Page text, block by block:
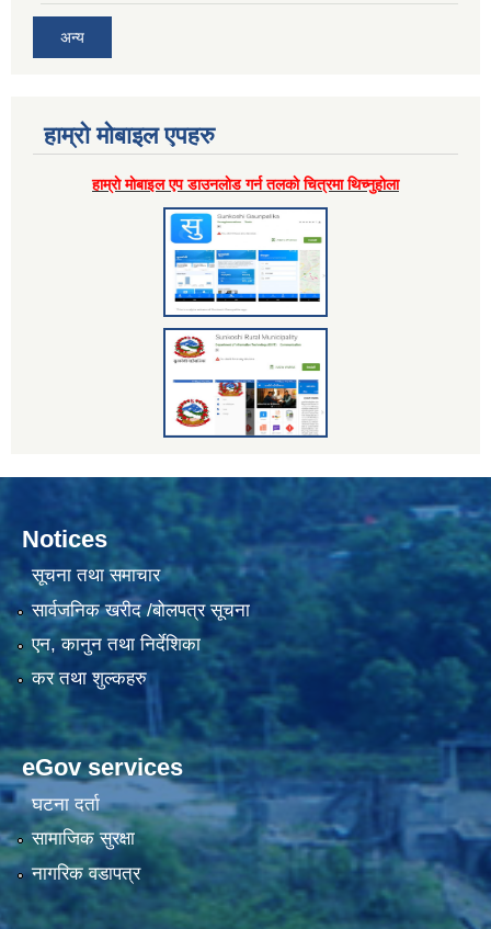
अन्य
हाम्राे माेबाइल एपहरु
हाम्राे माेबाइल एप डाउनलाेड गर्न तलकाे चित्रमा थिच्नुहाेला
Notices
सूचना तथा समाचार
सार्वजनिक खरीद /बोलपत्र सूचना
एन, कानुन तथा निर्देशिका
कर तथा शुल्कहरु
eGov services
घटना दर्ता
सामाजिक सुरक्षा
नागरिक वडापत्र